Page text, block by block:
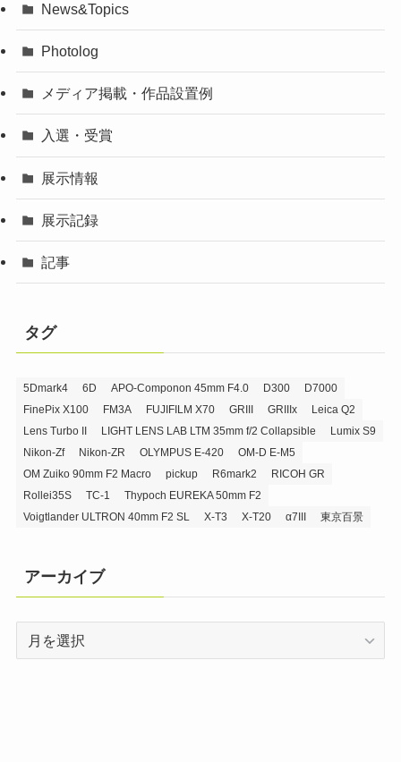
News&Topics
Photolog
メディア掲載・作品設置例
入選・受賞
展示情報
展示記録
記事
タグ
5Dmark4 6D APO-Componon 45mm F4.0 D300
D7000
FinePix X100
FM3A FUJIFILM X70 GRIII GRIIIx
Leica Q2
Lens Turbo II
LIGHT LENS LAB LTM 35mm f/2 Collapsible
Lumix S9
Nikon-Zf
Nikon-ZR OLYMPUS E-420
OM-D E-M5
OM Zuiko 90mm F2 Macro
pickup R6mark2
RICOH GR
Rollei35S
TC-1
Thypoch EUREKA 50mm F2
Voigtlander ULTRON 40mm F2 SL
X-T3 X-T20 α7III 東京百景
アーカイブ